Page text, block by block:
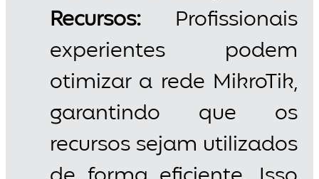
Recursos: Profissionais
experientes podem
otimizar a rede MikroTik,
garantindo que os
recursos sejam utilizados